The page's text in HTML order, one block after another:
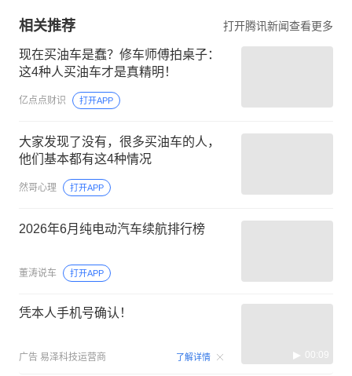
相关推荐 打开腾讯新闻查看更多
现在买油车是蠢？修车师傅拍桌子：
这4种人买油车才是真精明！
亿点点财识 打开APP
大家发现了没有，很多买油车的人，
他们基本都有这4种情况
然哥心理 打开APP
2026年6月纯电动汽车续航排行榜
董涛说车 打开APP
凭本人手机号确认！
广告 易泽科技运营商 了解详情 00:09